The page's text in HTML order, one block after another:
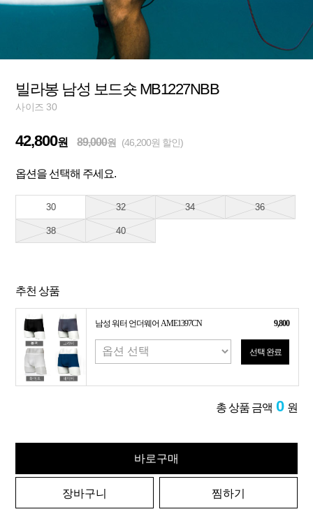
빌라봉 남성 보드숏 MB1227NBB
사이즈 30
42,800원 89,000원 (46,200원 할인)
옵션을 선택해 주세요.
30 32 34 36
38 40
추천 상품
남성 워터 언더웨어 AME1397CN 9,800
선택 완료
총 상품 금액 0 원
바로구매
장바구니 찜하기